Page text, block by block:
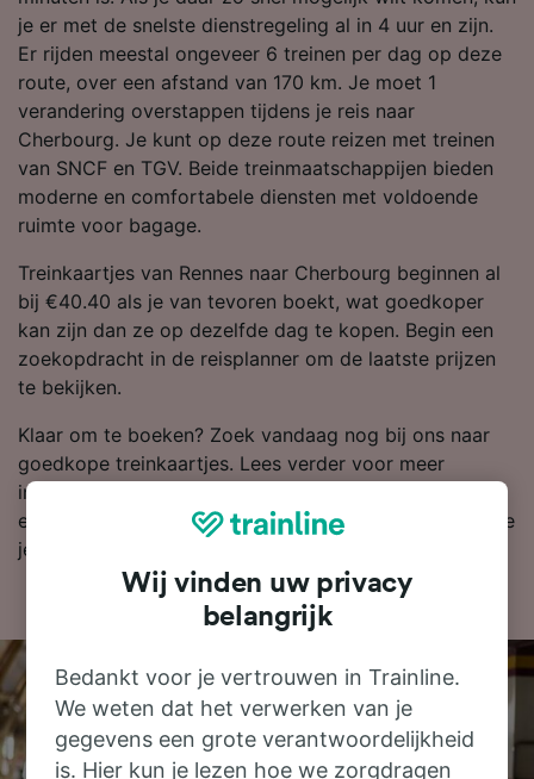
je er met de snelste dienstregeling al in 4 uur en zijn.
Er rijden meestal ongeveer 6 treinen per dag op deze
route, over een afstand van 170 km. Je moet 1
verandering overstappen tijdens je reis naar
Cherbourg. Je kunt op deze route reizen met treinen
van SNCF en TGV. Beide treinmaatschappijen bieden
moderne en comfortabele diensten met voldoende
ruimte voor bagage.
Treinkaartjes van Rennes naar Cherbourg beginnen al
bij €40.40 als je van tevoren boekt, wat goedkoper
kan zijn dan ze op dezelfde dag te kopen. Begin een
zoekopdracht in de reisplanner om de laatste prijzen
te bekijken.
Klaar om te boeken? Zoek vandaag nog bij ons naar
goedkope treinkaartjes. Lees verder voor meer
informatie, zoals onze dienstregeling, waarin je de
eerste en laatste treinen kunt bekijken en tips over hoe
je goedkope treinkaartjes kunt vinden.
Wij vinden uw privacy
belangrijk
Bedankt voor je vertrouwen in Trainline.
We weten dat het verwerken van je
gegevens een grote verantwoordelijkheid
is. Hier kun je lezen hoe we zorgdragen